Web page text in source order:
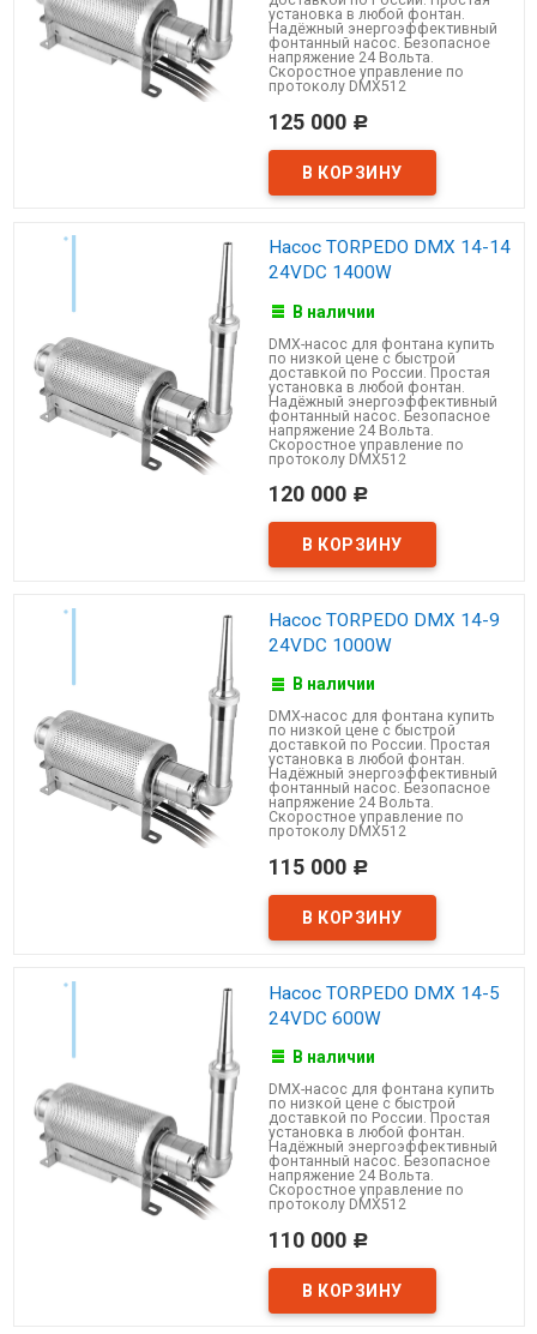
установка в любой фонтан.
Надёжный энергоэффективный
фонтанный насос. Безопасное
напряжение 24 Вольта.
Скоростное управление по
протоколу DMX512
125 000 Р
Насос TORPEDO DMX 14-14
24VDC 1400W
В наличии
DMX-насос для фонтана купить
по низкой цене с быстрой
доставкой по России. Простая
установка в любой фонтан.
Надёжный энергоэффективный
фонтанный насос. Безопасное
напряжение 24 Вольта.
Скоростное управление по
протоколу DMX512
120 000 Р
Насос TORPEDO DMX 14-9
24VDC 1000W
В наличии
DMX-насос для фонтана купить
по низкой цене с быстрой
доставкой по России. Простая
установка в любой фонтан.
Надёжный энергоэффективный
фонтанный насос. Безопасное
напряжение 24 Вольта.
Скоростное управление по
протоколу DMX512
115 000 Р
Насос TORPEDO DMX 14-5
24VDC 600W
В наличии
DMX-насос для фонтана купить
по низкой цене с быстрой
доставкой по России. Простая
установка в любой фонтан.
Надёжный энергоэффективный
фонтанный насос. Безопасное
напряжение 24 Вольта.
Скоростное управление по
протоколу DMX512
110 000 Р